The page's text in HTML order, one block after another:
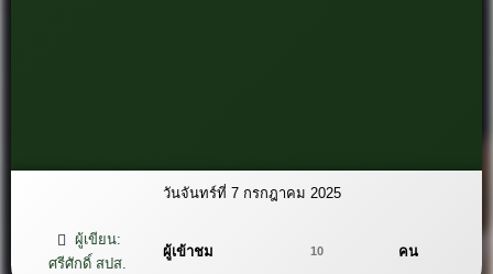
วันจันทร์ที่ 7 กรกฎาคม 2025
ผู้เขียน:
ศรีศักดิ์ สปส.
ผู้เข้าชม 10 คน